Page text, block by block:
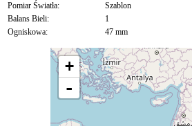
Pomiar Światła:
Szablon
Balans Bieli:
1
Ogniskowa:
47 mm
+
-